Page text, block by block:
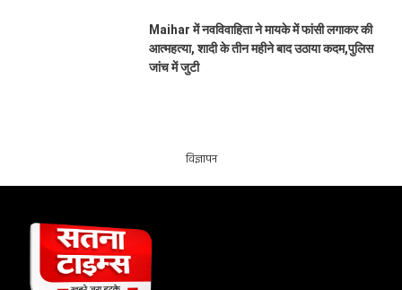
Maihar में नवविवाहिता ने मायके में फांसी लगाकर की
आत्महत्या, शादी के तीन महीने बाद उठाया कदम,पुलिस
जांच में जुटी
विज्ञापन